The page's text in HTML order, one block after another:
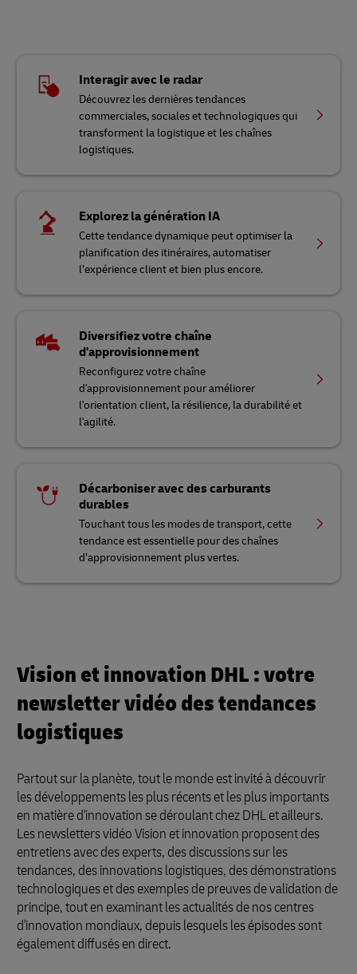
Interagir avec le radar
Découvrez les dernières tendances
commerciales, sociales et technologiques qui
transforment la logistique et les chaînes
logistiques.
Explorez la génération IA
Cette tendance dynamique peut optimiser la
planification des itinéraires, automatiser
l’expérience client et bien plus encore.
Diversifiez votre chaîne
d'approvisionnement
Reconfigurez votre chaîne
d'approvisionnement pour améliorer
l'orientation client, la résilience, la durabilité et
l'agilité.
Décarboniser avec des carburants
durables
Touchant tous les modes de transport, cette
tendance est essentielle pour des chaînes
d’approvisionnement plus vertes.
Vision et innovation DHL : votre
newsletter vidéo des tendances
logistiques
Partout sur la planète, tout le monde est invité à découvrir
les développements les plus récents et les plus importants
en matière d'innovation se déroulant chez DHL et ailleurs.
Les newsletters vidéo Vision et innovation proposent des
entretiens avec des experts, des discussions sur les
tendances, des innovations logistiques, des démonstrations
technologiques et des exemples de preuves de validation de
principe, tout en examinant les actualités de nos centres
d'innovation mondiaux, depuis lesquels les épisodes sont
également diffusés en direct.